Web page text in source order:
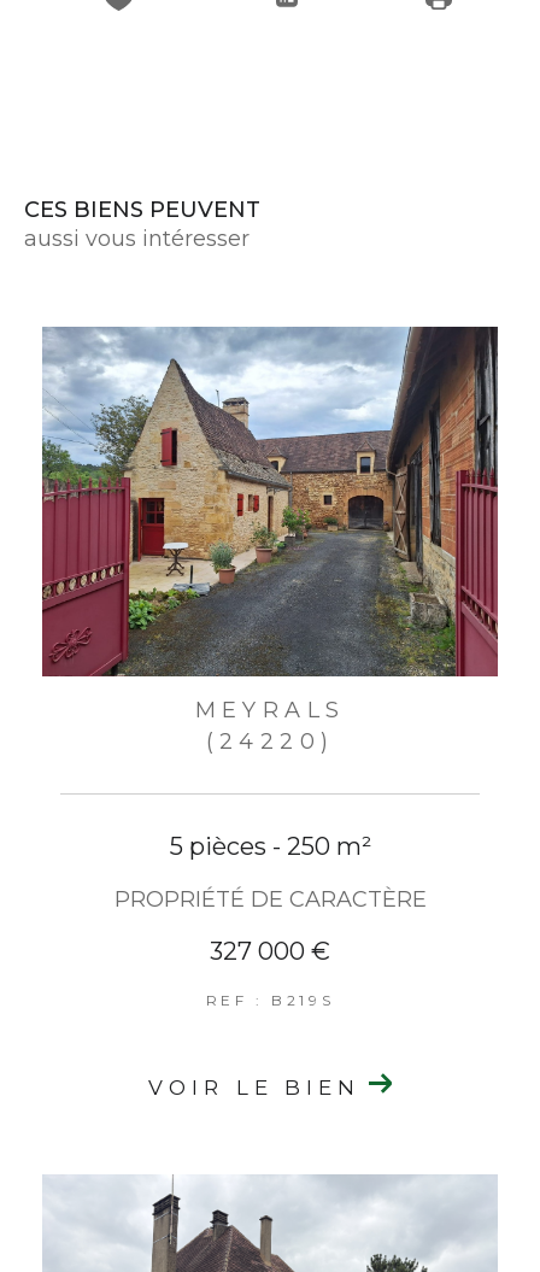
CES BIENS PEUVENT
aussi vous intéresser
MEYRALS
(24220)
5 pièces - 250 m²
PROPRIÉTÉ DE CARACTÈRE
327 000 €
REF : B219S
VOIR LE BIEN